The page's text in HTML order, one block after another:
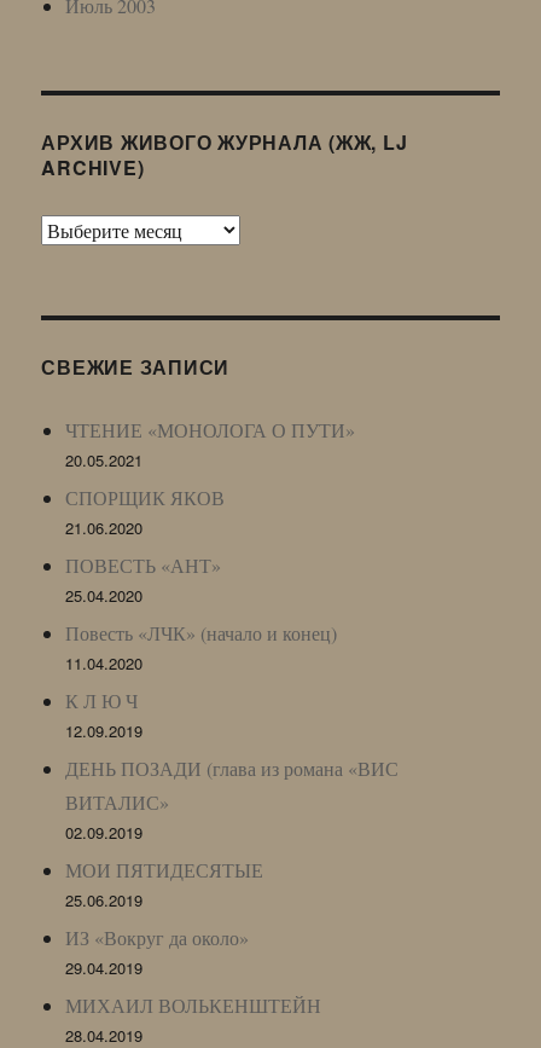
Июль 2003
АРХИВ ЖИВОГО ЖУРНАЛА (ЖЖ, LJ
ARCHIVE)
Архив
LJ
СВЕЖИЕ ЗАПИСИ
ЧТЕНИЕ «МОНОЛОГА О ПУТИ»
20.05.2021
СПОРЩИК ЯКОВ
21.06.2020
ПОВЕСТЬ «АНТ»
25.04.2020
Повесть «ЛЧК» (начало и конец)
11.04.2020
К Л Ю Ч
12.09.2019
ДЕНЬ ПОЗАДИ (глава из романа «ВИС
ВИТАЛИС»
02.09.2019
МОИ ПЯТИДЕСЯТЫЕ
25.06.2019
ИЗ «Вокруг да около»
29.04.2019
МИХАИЛ ВОЛЬКЕНШТЕЙН
28.04.2019